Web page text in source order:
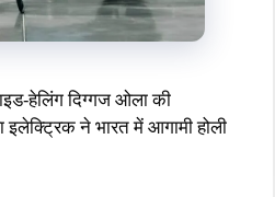
हेलिंग दिग्गज ओला की
ने भारत में आगामी होली